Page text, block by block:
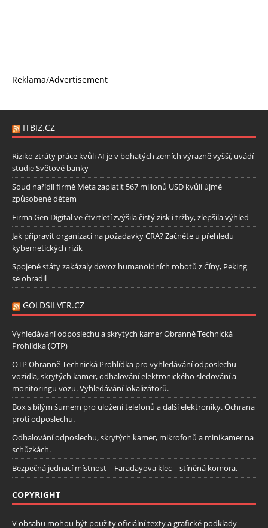
Reklama/Advertisement
ITBIZ.CZ
Riziko ztráty práce kvůli AI je v bohatých zemích výrazně vyšší, uvádí
studie Světové banky
Soud nařídil firmě Meta zaplatit 567 milionů USD kvůli újmě
způsobené dětem
Firma Gen Digital ve čtvrtletí zvýšila čistý zisk i tržby, zlepšila výhled
Jak připravit organizaci na požadavky CRA? Začněte u přehledu
kybernetických rizik
Spojené státy zakázaly dovoz humanoidních robotů z Číny, Peking
se ohradil
GOLDSILVER.CZ
Vyhledávání odposlechu a skrytých kamer Obranně Technická
Prohlídka (OTP)
OTP Obranně Technická Prohlídka pro vyhledávání odposlechu
vozidla, skrytých kamer, odhalování elektronického sledování a
monitoringu vozu. Vyhledávání lokalizátorů.
Box s bílým šumem pro uložení telefonů a další elektroniky. Ochrana
proti odposlechu.
Odhalování odposlechu, skrytých kamer, mikrofonů a minikamer na
schůzkách.
Bezpečná jednací místnost – Faradayova klec – stíněná komora.
COPYRIGHT
V obsahu mohou být použity oficiální texty a grafické podklady